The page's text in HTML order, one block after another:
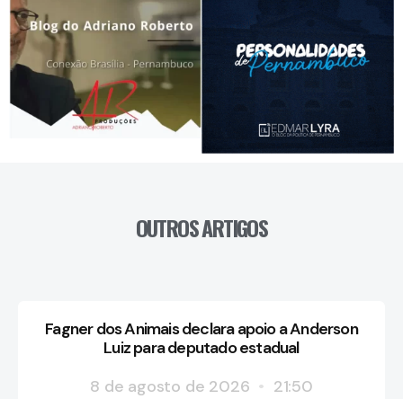
OUTROS ARTIGOS
Fagner dos Animais declara apoio a Anderson
Luiz para deputado estadual
8 de agosto de 2026
21:50